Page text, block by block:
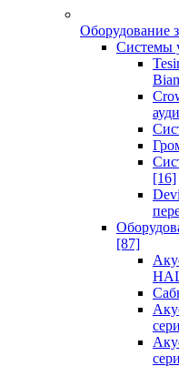
Оборудование
Системы
[16]
[87]